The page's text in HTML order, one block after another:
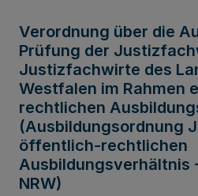
Verordnung über die
Prüfung der
Justizfachwirte des
Westfalen im Rahmen
rechtlichen
(Ausbildungsordnung
öffentlich-rechtlichen
Ausbildungsverhältnis
NRW)